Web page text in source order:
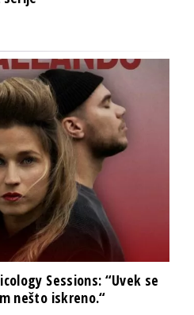
Sessions: “Uvek se
nešto iskreno.“